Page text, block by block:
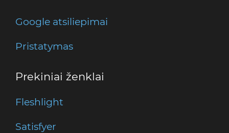
Google atsiliepimai
Pristatymas
Prekiniai ženklai
Fleshlight
Satisfyer